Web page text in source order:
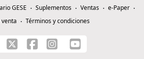
GESE Suplementos Ventas
e-Paper
venta
Términos y condiciones